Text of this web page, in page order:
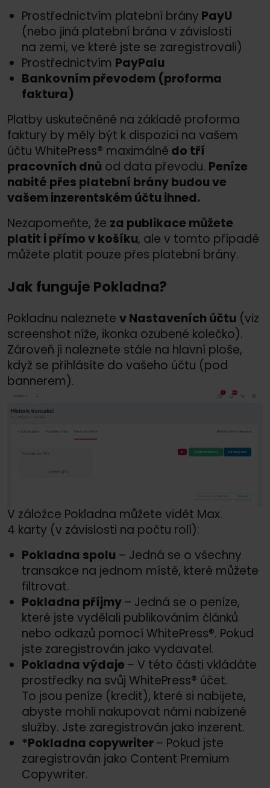
Prostřednictvím platební brány PayU
(nebo jiná platební brána v závislosti
na zemi, ve které jste se zaregistrovali)
Prostřednictvím PayPalu
Bankovním převodem (proforma
faktura)
Platby uskutečněné na základě proforma
faktury by měly být k dispozici na vašem
účtu WhitePress® maximálně do tří
pracovních dnů od data převodu. Peníze
nabité přes platební brány budou ve
vašem inzerentském účtu ihned.
Nezapomeňte, že za publikace můžete
platit i přímo v košíku, ale v tomto případě
můžete platit pouze přes platební brány.
Jak funguje Pokladna?
Pokladnu naleznete v Nastaveních účtu (viz
screenshot níže, ikonka ozubené kolečko).
Zároveň ji naleznete stále na hlavní ploše,
když se přihlásíte do vašeho účtu (pod
bannerem).
V záložce Pokladna můžete vidět Max.
4 karty (v závislosti na počtu rolí):
Pokladna spolu – Jedná se o všechny
transakce na jednom místě, které můžete
filtrovat.
Pokladna příjmy– Jedná se o peníze,
které jste vydělali publikováním článků
nebo odkazů pomocí WhitePress®. Pokud
jste zaregistrován jako vydavatel.
Pokladna výdaje – V této části vkládáte
prostředky na svůj WhitePress® účet.
To jsou peníze (kredit), které si nabijete,
abyste mohli nakupovat námi nabízené
služby. Jste zaregistrován jako inzerent.
*Pokladna copywriter– Pokud jste
zaregistrován jako Content Premium
Copywriter.